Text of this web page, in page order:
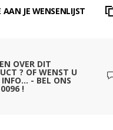
AAN JE WENSENLIJST
OVER DIT
? OF WENST U
INFO... - BEL ONS
!